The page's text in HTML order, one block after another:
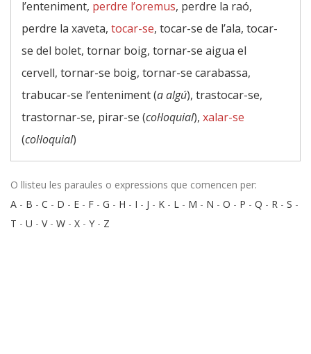
l’enteniment, perdre l’oremus, perdre la raó,
perdre la xaveta, tocar-se, tocar-se de l’ala, tocar-
se del bolet, tornar boig, tornar-se aigua el
cervell, tornar-se boig, tornar-se carabassa,
trabucar-se l’enteniment (a algú), trastocar-se,
trastornar-se, pirar-se (col·loquial), xalar-se
(col·loquial)
O llisteu les paraules o expressions que comencen per:
A - B - C - D - E - F - G - H - I - J - K - L - M - N - O - P - Q - R - S -
T - U - V- W - X - Y - Z